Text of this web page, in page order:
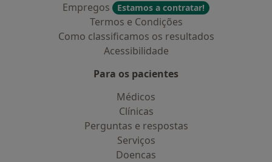
Empregos
Estamos a contratar!
Termos e Condições
Como classificamos os resultados
Acessibilidade
Para os pacientes
Médicos
Clínicas
Perguntas e respostas
Serviços
Doencas